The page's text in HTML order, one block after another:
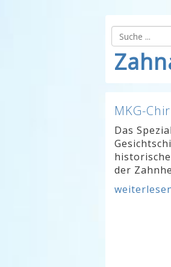
MKG-
Das
der